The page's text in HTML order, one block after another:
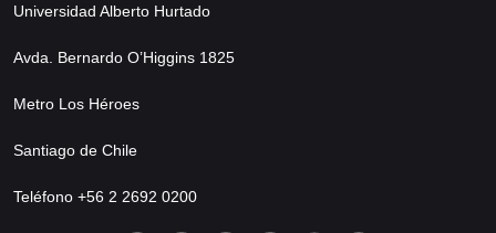
Universidad Alberto Hurtado
Avda. Bernardo O’Higgins 1825
Metro Los Héroes
Santiago de Chile
Teléfono +56 2 2692 0200